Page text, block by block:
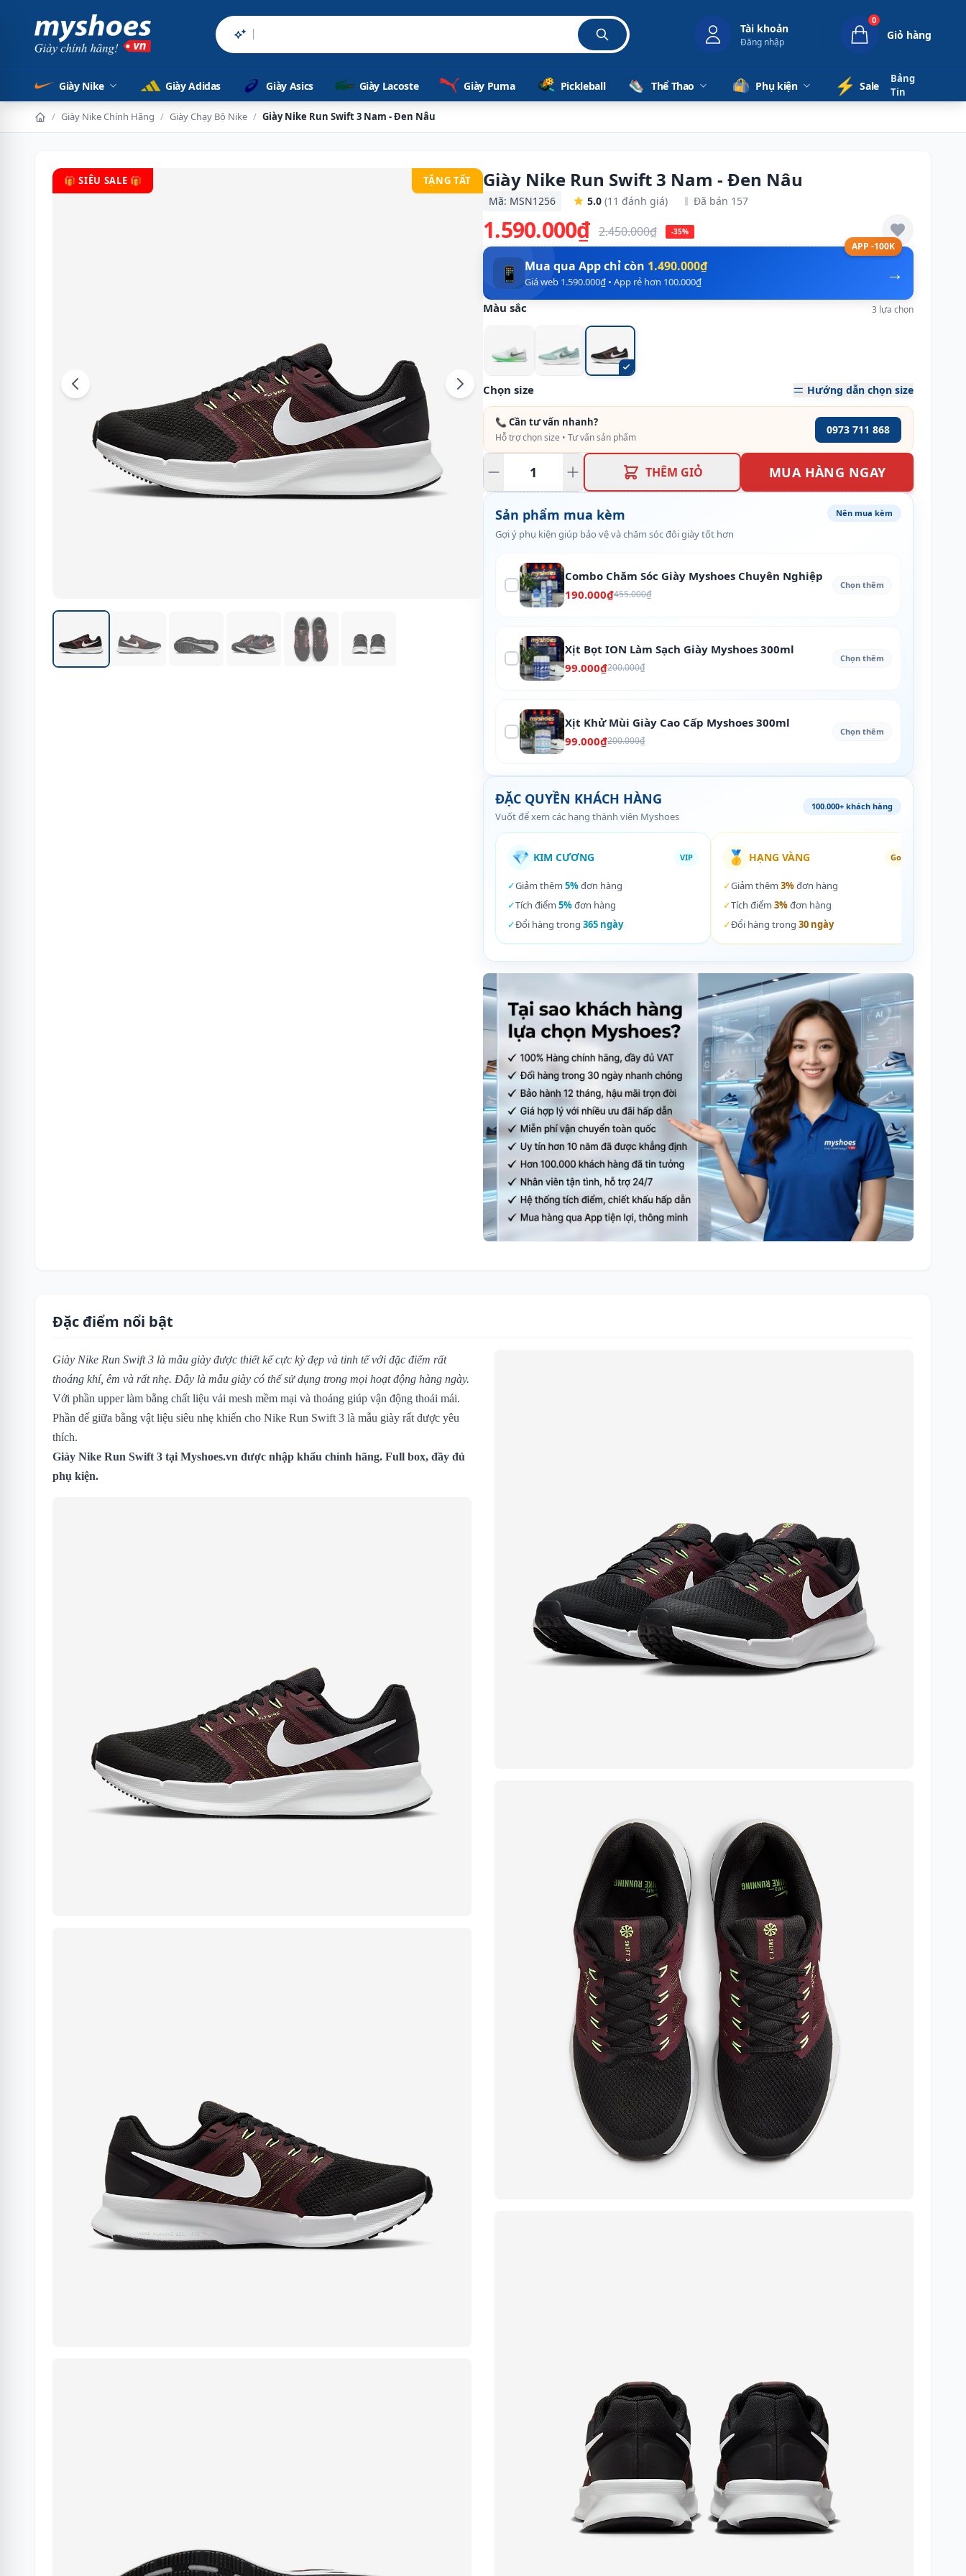
Sản phẩm chí Tài khoản
Đăng nhập
0
Giỏ hàng
Giày Nike Giày Adidas Giày Asics Giày Lacoste Giày Puma Pickleball Thể Thao Phụ kiện ⚡️ Sale
Bảng
Tin
/ Giày Nike Chính Hãng / Giày Chạy Bộ Nike / Giày Nike Run Swift 3 Nam - Đen Nâu
🎁 SIÊU SALE 🎁 TẶNG TẤT Giày Nike Run Swift 3 Nam - Đen Nâu
Mã: MSN1256 5.0 (11 đánh giá) Đã bán 157
1.590.000₫ 2.450.000₫ -35%
APP -100K
→
📱 Mua qua App chỉ còn 1.490.000₫
Giá web 1.590.000₫ • App rẻ hơn 100.000₫
Màu sắc 3 lựa chọn
Chọn size Hướng dẫn chọn size
📞 Cần tư vấn nhanh?
Hỗ trợ chọn size • Tư vấn sản phẩm
0973 711 868
THÊM GIỎ MUA HÀNG NGAY
Sản phẩm mua kèm
Gợi ý phụ kiện giúp bảo vệ và chăm sóc đôi giày tốt hơn
Nên mua kèm
Combo Chăm Sóc Giày Myshoes Chuyên Nghiệp
190.000₫455.000₫
Chọn thêm
Xịt Bọt ION Làm Sạch Giày Myshoes 300ml
99.000₫200.000₫
Chọn thêm
Xịt Khử Mùi Giày Cao Cấp Myshoes 300ml
99.000₫200.000₫
Chọn thêm
ĐẶC QUYỀN KHÁCH HÀNG
Vuốt để xem các hạng thành viên Myshoes
100.000+ khách hàng
💎 KIM CƯƠNG VIP
✓Giảm thêm 5%đơn hàng
✓Tích điểm 5%đơn hàng
✓Đổi hàng trong 365 ngày
🥇 HẠNG VÀNG Gold
✓Giảm thêm 3%đơn hàng
✓Tích điểm 3%đơn hàng
✓Đổi hàng trong 30 ngày
Đặc điểm nổi bật
Giày Nike Run Swift 3 là mẫu giày được thiết kế cực kỳ đẹp và tinh tế với đặc điểm rất
thoáng khí, êm và rất nhẹ. Đây là mẫu giày có thể sử dụng trong mọi hoạt động hàng ngày.
Với phần upper làm bằng chất liệu vải mesh mềm mại và thoáng giúp vận động thoải mái.
Phần đế giữa bằng vật liệu siêu nhẹ khiến cho Nike Run Swift 3 là mẫu giày rất được yêu
thích.
Giày Nike Run Swift 3 tại Myshoes.vn được nhập khẩu chính hãng. Full box, đầy đủ
phụ kiện.